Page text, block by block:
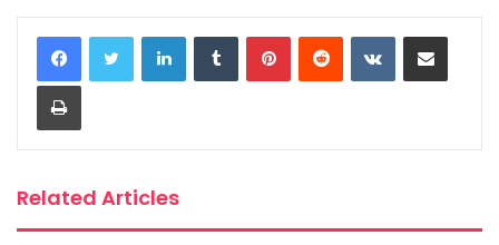
c
e
b
o
o
i
t
a
t
s
s
s
a
a
i
a
r
e
LinkedInTumblrPinterestReddit VKontakteShare via Email
Print
Related Articles